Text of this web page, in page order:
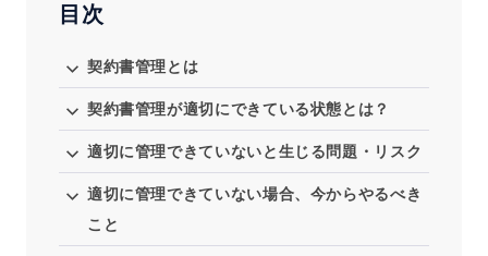
お問い合わせ／資料請求
ホーム製品情報会社情報採用情報
目次
契約書管理とは
契約書管理が適切にできている状態とは？
適切に管理できていないと生じる問題・リスク
適切に管理できていない場合、今からやるべき
こと